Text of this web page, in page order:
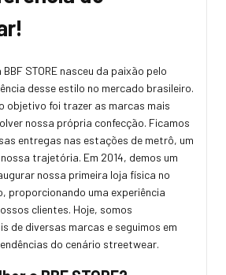
STORE nasceu da paixão pelo
desse estilo no mercado brasileiro.
objetivo foi trazer as marcas mais
nossa própria confecção. Ficamos
entregas nas estações de metrô, um
trajetória. Em 2014, demos um
nossa primeira loja física no
proporcionando uma experiência
clientes. Hoje, somos
de diversas marcas e seguimos em
do cenário streetwear.